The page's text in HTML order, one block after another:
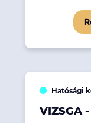
Hatósági
VIZSGA